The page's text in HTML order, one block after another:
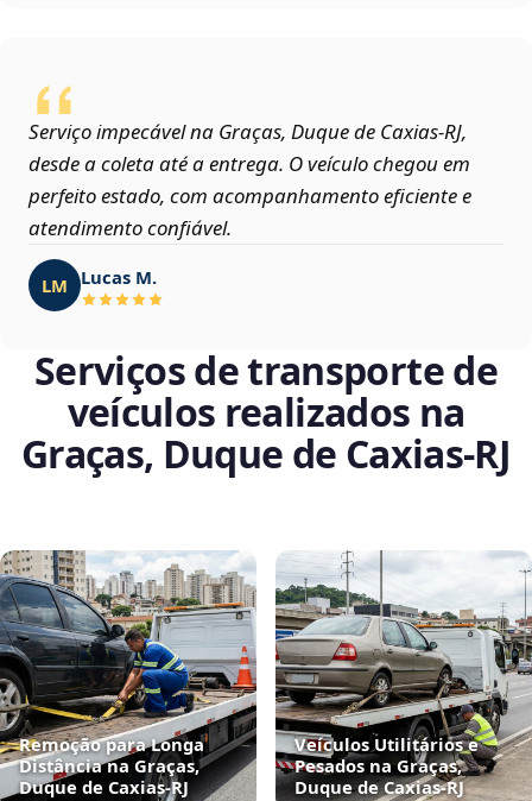
Serviço impecável na Graças, Duque de Caxias‑RJ,
desde a coleta até a entrega. O veículo chegou em
perfeito estado, com acompanhamento eficiente e
atendimento confiável.
LM Lucas M.
Serviços de transporte de
veículos realizados na
Graças, Duque de Caxias‑RJ
Remoção para Longa
Distância na Graças,
Duque de Caxias‑RJ
Veículos Utilitários e
Pesados na Graças,
Duque de Caxias‑RJ